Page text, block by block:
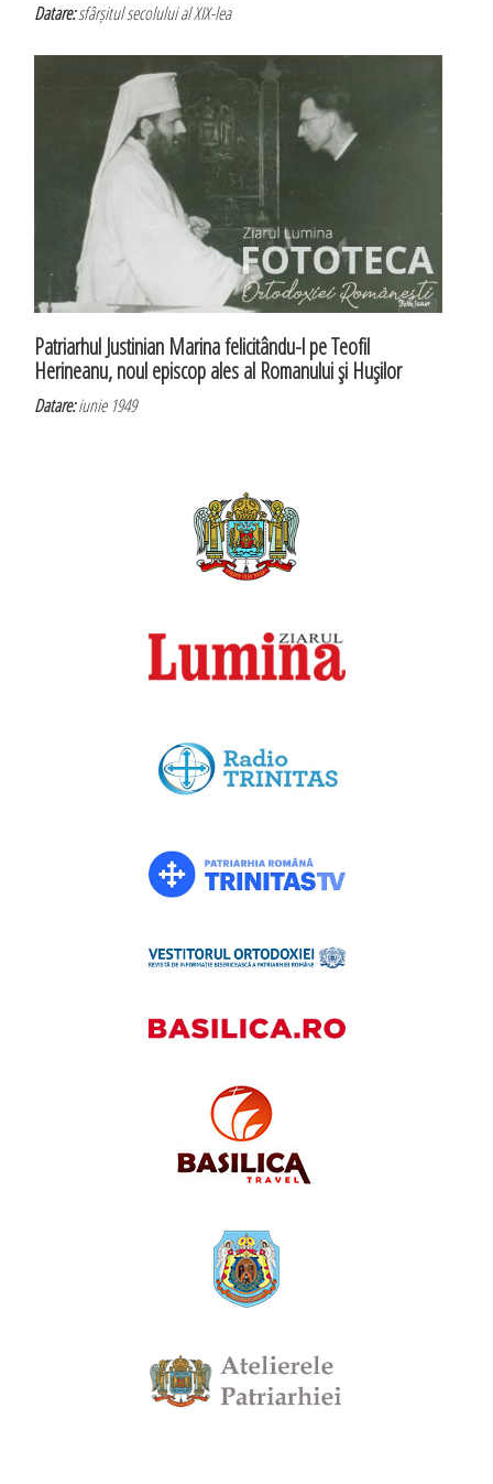
Datare:sfârșitul secolului al XIX-lea
Patriarhul Justinian Marina felicitându-l pe Teofil
Herineanu, noul episcop ales al Romanului şi Huşilor
Datare:iunie 1949